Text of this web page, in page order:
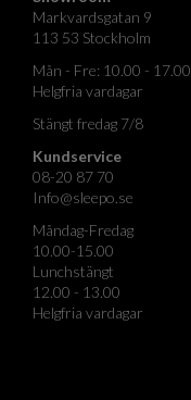
Markvardsgatan 9
113 53 Stockholm
Mån - Fre: 10.00 - 17.00
Helgfria vardagar
Stängt fredag 7/8
Kundservice
08-20 87 70
Info@sleepo.se
Måndag-Fredag
10.00-15.00
Lunchstängt
12.00 - 13.00
Helgfria vardagar